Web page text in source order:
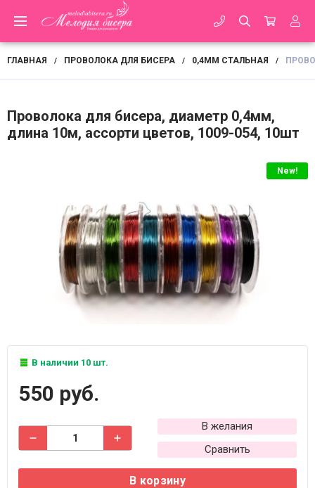
ГЛАВНАЯ / ПРОВОЛОКА ДЛЯ БИСЕРА / 0,4ММ СТАЛЬНАЯ /
Проволока для бисера, диаметр 0,4мм,
длина 10м, ассорти цветов, 1009-054, 10шт
New!
В наличии 10 шт.
550 руб.
В желания
Сравнить
В корзину